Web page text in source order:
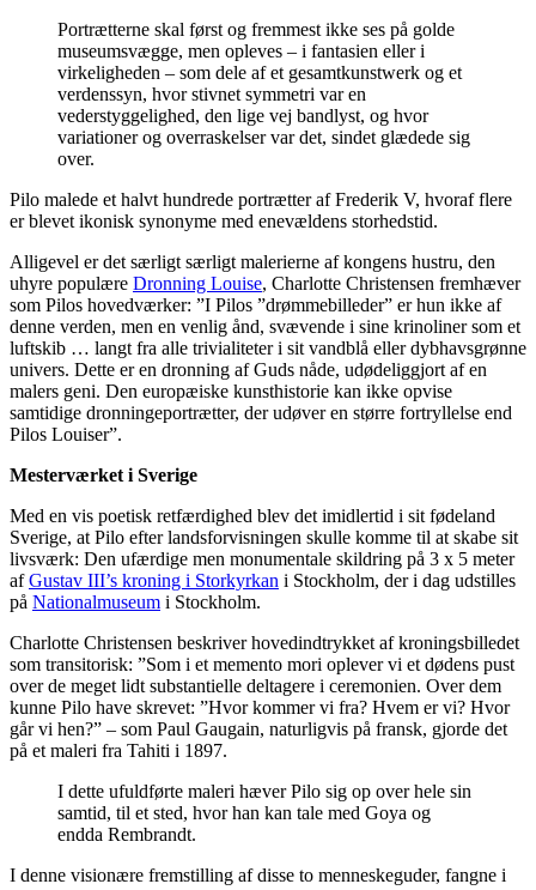
Portrætterne skal først og fremmest ikke ses på golde
museumsvægge, men opleves – i fantasien eller i
virkeligheden – som dele af et gesamtkunstwerk og et
verdenssyn, hvor stivnet symmetri var en
vederstyggelighed, den lige vej bandlyst, og hvor
variationer og overraskelser var det, sindet glædede sig
over.
Pilo malede et halvt hundrede portrætter af Frederik V, hvoraf flere
er blevet ikonisk synonyme med enevældens storhedstid.
Alligevel er det særligt særligt malerierne af kongens hustru, den
uhyre populære Dronning Louise, Charlotte Christensen fremhæver
som Pilos hovedværker: ”I Pilos ”drømmebilleder” er hun ikke af
denne verden, men en venlig ånd, svævende i sine krinoliner som et
luftskib … langt fra alle trivialiteter i sit vandblå eller dybhavsgrønne
univers. Dette er en dronning af Guds nåde, udødeliggjort af en
malers geni. Den europæiske kunsthistorie kan ikke opvise
samtidige dronningeportrætter, der udøver en større fortryllelse end
Pilos Louiser”.
Mesterværket i Sverige
Med en vis poetisk retfærdighed blev det imidlertid i sit fødeland
Sverige, at Pilo efter landsforvisningen skulle komme til at skabe sit
livsværk: Den ufærdige men monumentale skildring på 3 x 5 meter
afGustav III’s kroning i Storkyrkan i Stockholm, der i dag udstilles
på Nationalmuseum i Stockholm.
Charlotte Christensen beskriver hovedindtrykket af kroningsbilledet
som transitorisk: ”Som i et memento mori oplever vi et dødens pust
over de meget lidt substantielle deltagere i ceremonien. Over dem
kunne Pilo have skrevet: ”Hvor kommer vi fra? Hvem er vi? Hvor
går vi hen?” – som Paul Gaugain, naturligvis på fransk, gjorde det
på et maleri fra Tahiti i 1897.
I dette ufuldførte maleri hæver Pilo sig op over hele sin
samtid, til et sted, hvor han kan tale med Goya og
endda Rembrandt.
I denne visionære fremstilling af disse to menneskeguder, fangne i